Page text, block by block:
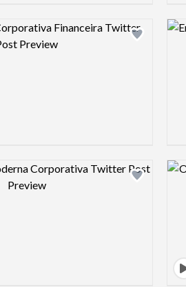
Design preview image
Design preview image